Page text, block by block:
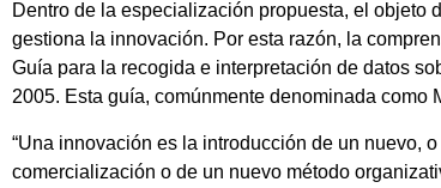
Dentro de la especialización propuesta, el objeto
gestiona la innovación. Por esta razón, la
Guía para la recogida e interpretación de datos
2005. Esta guía, comúnmente denominada como
“Una innovación es la introducción de un nuevo,
comercialización o de un nuevo método